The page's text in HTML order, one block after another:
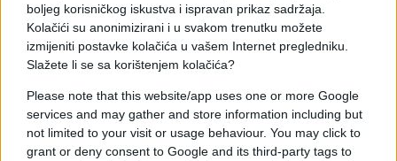
boljeg korisničkog iskustva i ispravan prikaz sadržaja.
Kolačići su anonimizirani i u svakom trenutku možete
izmijeniti postavke kolačića u vašem Internet pregledniku.
Slažete li se sa korištenjem kolačića?
Please note that this website/app uses one or more Google
services and may gather and store information including but
not limited to your visit or usage behaviour. You may click to
grant or deny consent to Google and its third-party tags to